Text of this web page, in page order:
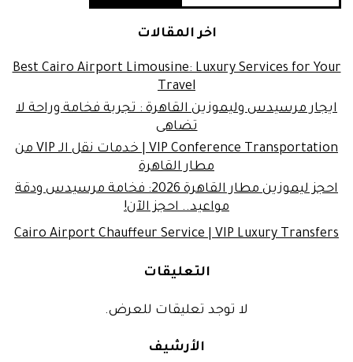
اخر المقالات
Best Cairo Airport Limousine: Luxury Services for Your
Travel
ايجار مرسيدس وليموزين القاهرة : تجربة فخامة وراحة لا
تضاهى
VIP Conference Transportation | خدمات نقل الـ VIP من
مطار القاهرة
احجز ليموزين مطار القاهرة 2026: فخامة مرسيدس ودقة
مواعيد.. احجز الآن!
Cairo Airport Chauffeur Service | VIP Luxury Transfers
التعليقات
لا توجد تعليقات للعرض.
الأرشيف